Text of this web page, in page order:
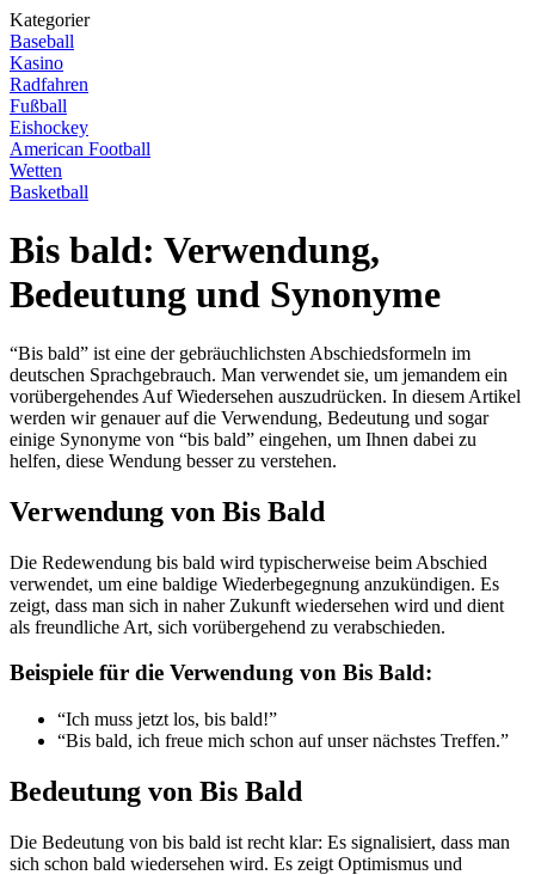
Kategorier
Baseball
Kasino
Radfahren
Fußball
Eishockey
American Football
Wetten
Basketball
Bis bald: Verwendung,
Bedeutung und Synonyme
“Bis bald” ist eine der gebräuchlichsten Abschiedsformeln im
deutschen Sprachgebrauch. Man verwendet sie, um jemandem ein
vorübergehendes Auf Wiedersehen auszudrücken. In diesem Artikel
werden wir genauer auf die Verwendung, Bedeutung und sogar
einige Synonyme von “bis bald” eingehen, um Ihnen dabei zu
helfen, diese Wendung besser zu verstehen.
Verwendung von Bis Bald
Die Redewendung bis bald wird typischerweise beim Abschied
verwendet, um eine baldige Wiederbegegnung anzukündigen. Es
zeigt, dass man sich in naher Zukunft wiedersehen wird und dient
als freundliche Art, sich vorübergehend zu verabschieden.
Beispiele für die Verwendung von Bis Bald:
“Ich muss jetzt los, bis bald!”
“Bis bald, ich freue mich schon auf unser nächstes Treffen.”
Bedeutung von Bis Bald
Die Bedeutung von bis bald ist recht klar: Es signalisiert, dass man
sich schon bald wiedersehen wird. Es zeigt Optimismus und